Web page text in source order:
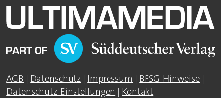
AGB | Datenschutz | Impressum | BFSG-Hinweise |
Datenschutz-Einstellungen | Kontakt